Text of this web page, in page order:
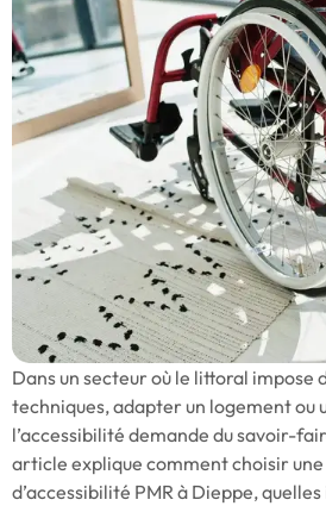
Dans un secteur où le littoral impose
techniques, adapter un logement ou
l’accessibilité demande du savoir-
article explique comment choisir
d’accessibilité PMR à Dieppe,